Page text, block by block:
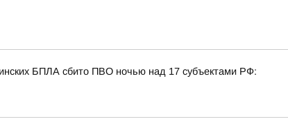
БПЛА сбито ПВО ночью над 17 субъектами РФ: